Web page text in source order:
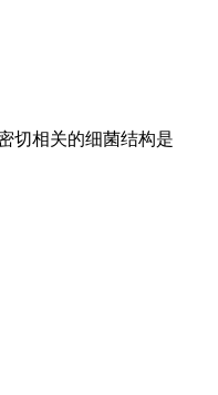
切相关的细菌结构是